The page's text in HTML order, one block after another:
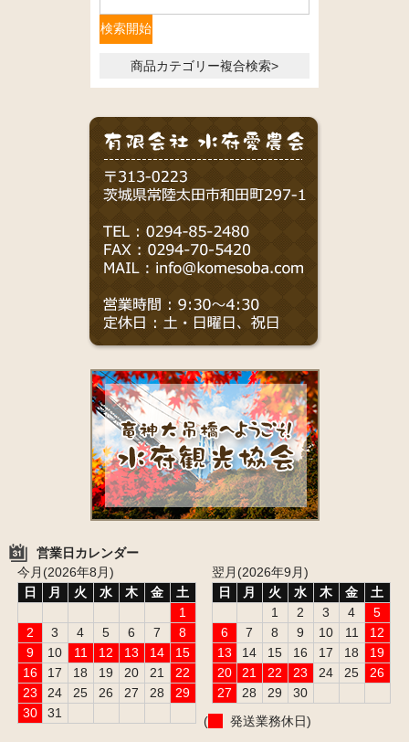
商品カテゴリー複合検索>
営業日カレンダー
今月(2026年8月)
日
月 火 水 木 金
土
1
2
3 4 5 6 7
8
9
10 11 12 13 14
15
16
17 18 19 20 21
22
23
24 25 26 27 28
29
30
31
翌月(2026年9月)
日
月 火 水 木 金
土
1
2 3 4
5
6
7 8 9 10 11
12
13
14 15 16 17 18
19
20
21 22 23 24 25
26
27
28 29
30
(
発送業務休日)